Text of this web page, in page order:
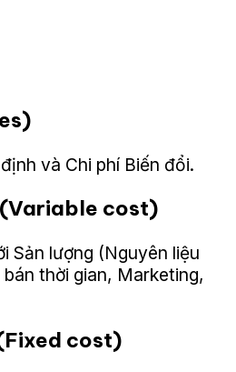
và Chi phí Biến đổi.
cost)
Sản lượng (Nguyên liệu
thời gian, Marketing,
cost)